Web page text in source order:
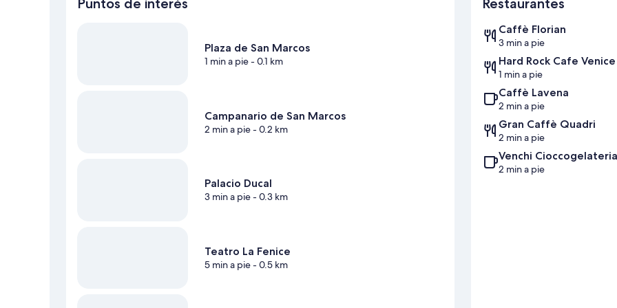
Puntos de interés
Plaza de San Marcos
1 min a pie- 0.1 km
Campanario de San Marcos
2 min a pie- 0.2 km
Palacio Ducal
3 min a pie- 0.3 km
Teatro La Fenice
5 min a pie- 0.5 km
Restaurantes
Caffè Florian
3 min a pie
Hard Rock Cafe Venice
1 min a pie
Caffè Lavena
2 min a pie
Gran Caffè Quadri
2 min a pie
Venchi Cioccogelateria
2 min a pie